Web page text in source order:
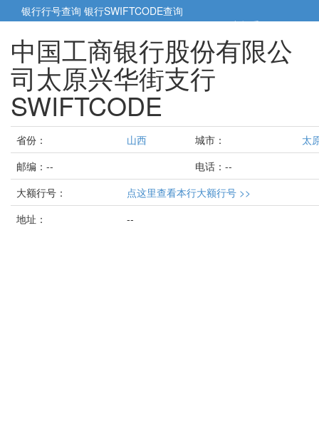
银行行号查询 银行SWIFTCODE查询
5cm小帮手5cm.cn
中国工商银行股份有限公
司太原兴华街支行
SWIFTCODE
省份： 山西 城市：
太
邮编：--
电话：--
大额行号：
点这里查看本行大额行号 >>
地址：
--